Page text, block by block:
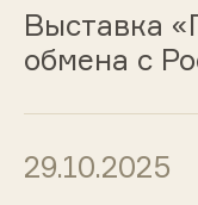
Выставка
обмена с
29.10.2025